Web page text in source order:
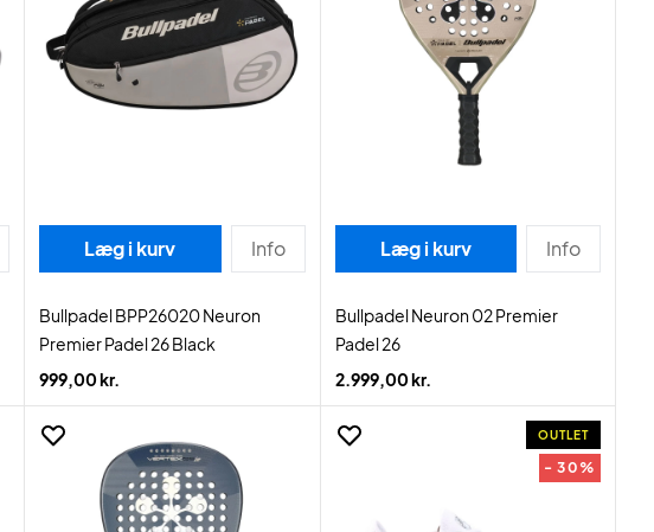
Læg i kurv Info
Bullpadel BPP26020 Neuron
Premier Padel 26 Black
999,00 kr.
Læg i kurv Info
Bullpadel Neuron 02 Premier
Padel 26
2.999,00 kr.
OUTLET
- 30%